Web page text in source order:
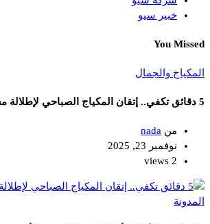
خبير سيو
You Missed
المكياج والجمال
5 دقائق تكفي.. إتقان المكياج الصباحي لإطلالة مشرقة
من nada
نوفمبر 23, 2025
2 views
المدونة